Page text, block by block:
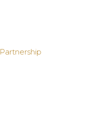
Partnership